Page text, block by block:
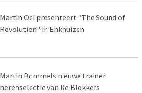
Martin Oei presenteert "The Sound of
Revolution" in Enkhuizen
Martin Bommels nieuwe trainer
herenselectie van De Blokkers